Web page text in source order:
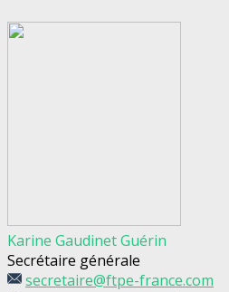
Karine Gaudinet Guérin
Secrétaire générale
secretaire@ftpe-france.com